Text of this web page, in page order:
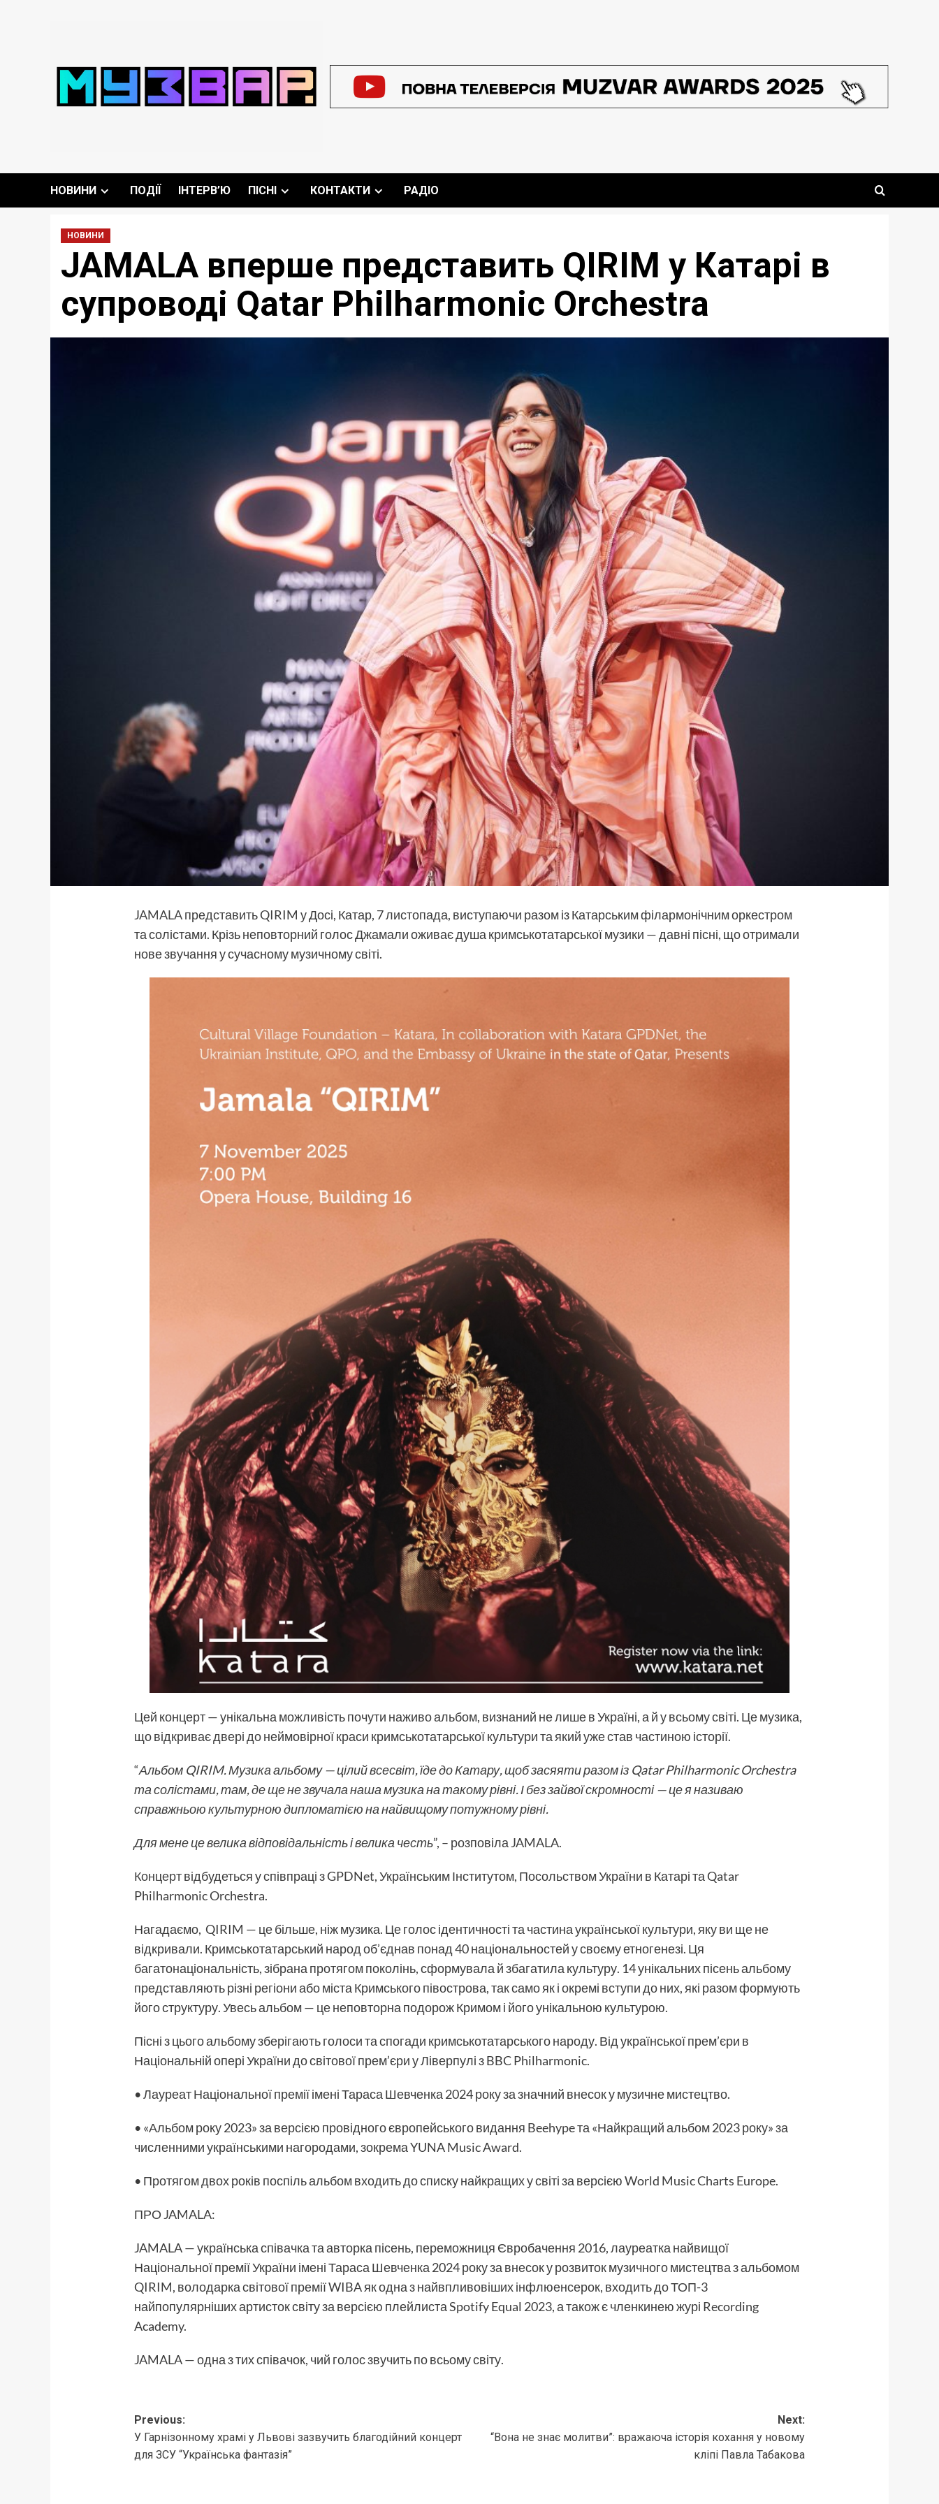
НОВИНИ ПОДІЇ ІНТЕРВ’Ю ПІСНІ КОНТАКТИ РАДІО
НОВИНИ
JAMALA вперше представить QIRIM у Катарі в
супроводі Qatar Philharmonic Orchestra
JAMALAпредставить QIRIM у Досі, Катар, 7 листопада, виступаючи разом із Катарським філармонічним оркестром
та солістами. Крізь неповторний голос Джамали оживає душа кримськотатарської музики — давні пісні, що отримали
нове звучання у сучасному музичному світі.
Цей концерт — унікальна можливість почути наживо альбом, визнаний не лише в Україні, а й у всьому світі. Це музика,
що відкриває двері до неймовірної краси кримськотатарської культури та який уже став частиною історії.
“Альбом QIRIM. Музика альбому — цілий всесвіт, їде до Катару, щоб засяяти разом із Qatar Philharmonic Orchestra
та солістами, там, де ще не звучала наша музика на такому рівні. І без зайвої скромності — це я називаю
справжньою культурною дипломатією на найвищому потужному рівні.
Для мене це велика відповідальність і велика честь”, – розповіла JAMALA.
Концертвідбудеться у співпраці з GPDNet, Українським Інститутом, Посольством України в Катарі та Qatar
Philharmonic Orchestra.
Нагадаємо, QIRIM — це більше, ніж музика. Це голос ідентичності та частина української культури, яку ви ще не
відкривали. Кримськотатарський народ об’єднав понад 40 національностей у своєму етногенезі. Ця
багатонаціональність, зібрана протягом поколінь, сформувала й збагатила культуру. 14 унікальних пісень альбому
представляють різні регіони або міста Кримського півострова, так само як і окремі вступи до них, які разом формують
його структуру. Увесь альбом — це неповторна подорож Кримом і його унікальною культурою.
Пісні з цього альбому зберігають голоси та спогади кримськотатарського народу. Від української прем’єри в
Національній опері України до світової прем’єри у Ліверпулі з BBC Philharmonic.
• Лауреат Національної премії імені Тараса Шевченка 2024 року за значний внесок у музичне мистецтво.
• «Альбом року 2023» за версією провідного європейського видання Beehype та «Найкращий альбом 2023 року» за
численними українськими нагородами, зокрема YUNA Music Award.
• Протягом двох років поспіль альбом входить до списку найкращих у світі за версією World Music Charts Europe.
ПРО JAMALA:
JAMALA — українська співачка та авторка пісень, переможниця Євробачення 2016, лауреатка найвищої
Національної премії України імені Тараса Шевченка 2024 року за внесок у розвиток музичного мистецтва з альбомом
QIRIM, володарка світової премії WIBA як одна з найвпливовіших інфлюенсерок, входить до ТОП-3
найпопулярніших артисток світу за версією плейлиста Spotify Equal 2023, а також є членкинею журі Recording
Academy.
JAMALA — одна з тих співачок, чий голос звучить по всьому світу.
Post
navigation
Previous:
У Гарнізонному храмі у Львові зазвучить благодійний концерт
для ЗСУ “Українська фантазія”
Next:
“Вона не знає молитви”: вражаюча історія кохання у новому
кліпі Павла Табакова